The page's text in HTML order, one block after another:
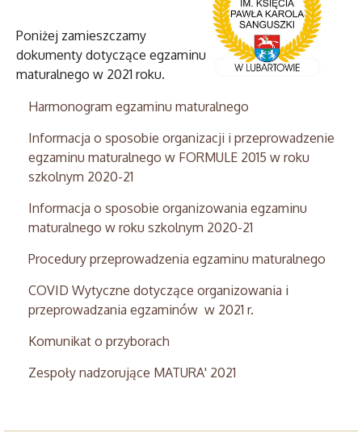
Poniżej zamieszczamy
dokumenty dotyczące egzaminu
maturalnego w 2021 roku.
Harmonogram egzaminu maturalnego
Informacja o sposobie organizacji i przeprowadzenie
egzaminu maturalnego w FORMULE 2015 w roku
szkolnym 2020-21
Informacja o sposobie organizowania egzaminu
maturalnego w roku szkolnym 2020-21
Procedury przeprowadzenia egzaminu maturalnego
COVID Wytyczne dotyczące organizowania i
przeprowadzania egzaminów w 2021 r.
Komunikat o przyborach
Zespoły nadzorujące MATURA' 2021